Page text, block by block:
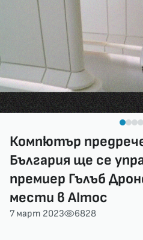
Компютър
България ще се
премиер Гълъб
мести в AIтос
7 март 2023 6828